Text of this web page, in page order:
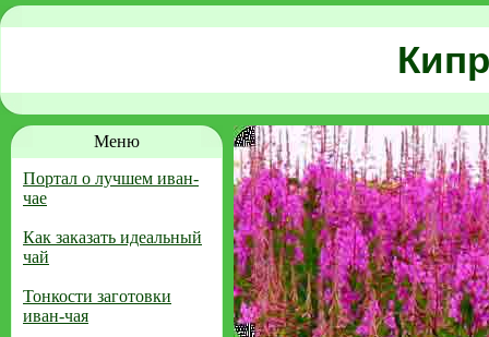
Меню
Портал о лучшем иван-
чае
Как заказать идеальный
чай
Тонкости заготовки
иван-чая